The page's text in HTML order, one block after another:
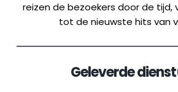
reizen de bezoekers door de tijd,
tot de nieuwste hits van
Geleverde